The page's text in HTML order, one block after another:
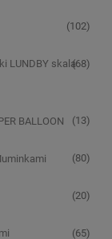
(102)
LUNDBY skala(68)
BALLOON (13)
(80)
(20)
(65)